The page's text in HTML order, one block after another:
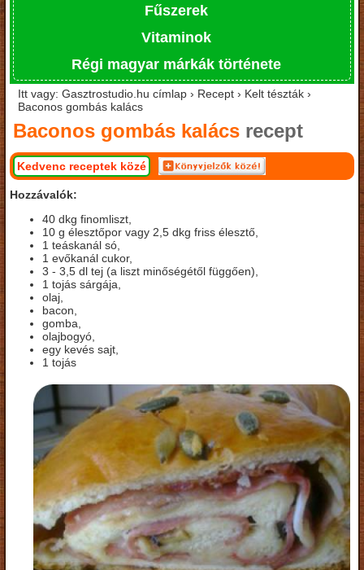
Fűszerek
Vitaminok
Régi magyar márkák története
Itt vagy: Gasztrostudio.hu címlap › Recept › Kelt tészták ›
Baconos gombás kalács
Baconos gombás kalács recept
Kedvenc receptek közé
Hozzávalók:
40 dkg finomliszt,
10 g élesztőpor vagy 2,5 dkg friss élesztő,
1 teáskanál só,
1 evőkanál cukor,
3 - 3,5 dl tej (a liszt minőségétől függően),
1 tojás sárgája,
olaj,
bacon,
gomba,
olajbogyó,
egy kevés sajt,
1 tojás